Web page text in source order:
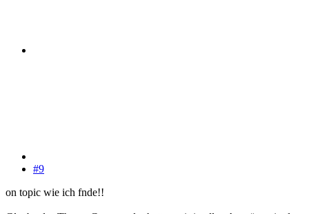
#9
on topic wie ich fnde!!